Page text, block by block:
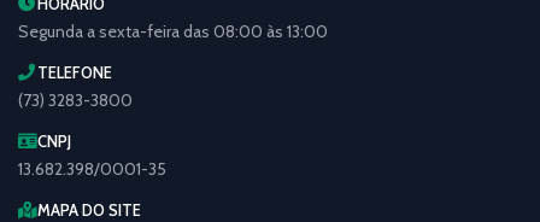
HORÁRIO
Segunda a sexta-feira das 08:00 às 13:00
TELEFONE
(73) 3283-3800
CNPJ
13.682.398/0001-35
MAPA DO SITE